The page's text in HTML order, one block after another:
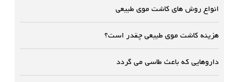
انواع روش های کاشت موی طبیعی
هزینه کاشت موی طبیعی چقدر است؟
داروهایی که باعث طاسی می گردد